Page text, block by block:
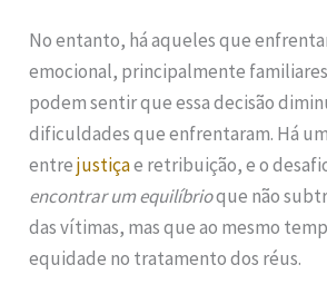
No entanto, há aqueles que
emocional, principalmente
podem sentir que essa decisão
dificuldades que enfrentaram. Há
entrejustiçae retribuição, e o
encontrar um equilíbrioque não
das vítimas, mas que ao mesmo
equidade no tratamento dos réus.